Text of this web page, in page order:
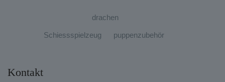
drachen
Schiessspielzeug puppenzubehör
Kontakt